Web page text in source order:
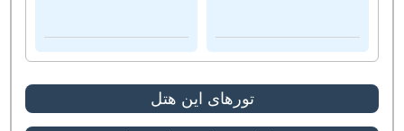
تورهای این هتل